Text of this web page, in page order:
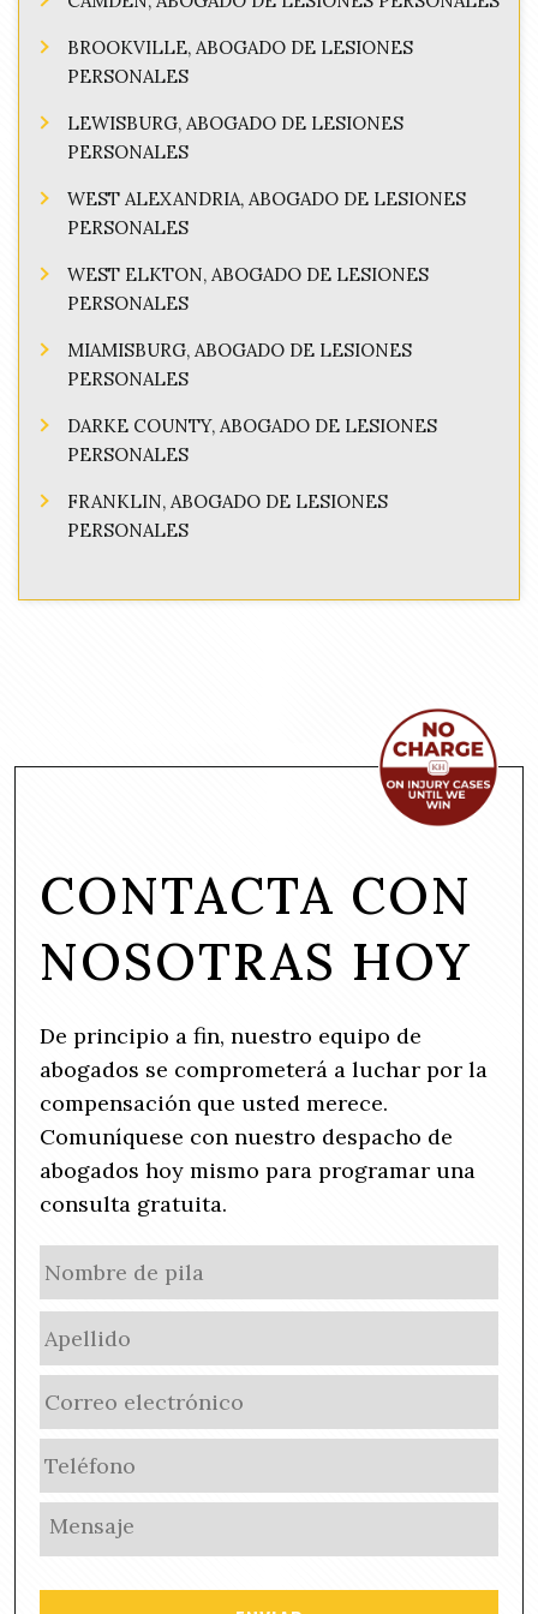
BROOKVILLE, ABOGADO DE LESIONES
PERSONALES
LEWISBURG, ABOGADO DE LESIONES
PERSONALES
WEST ALEXANDRIA, ABOGADO DE LESIONES
PERSONALES
WEST ELKTON, ABOGADO DE LESIONES
PERSONALES
MIAMISBURG, ABOGADO DE LESIONES
PERSONALES
DARKE COUNTY, ABOGADO DE LESIONES
PERSONALES
FRANKLIN, ABOGADO DE LESIONES
PERSONALES
CONTACTA CON
NOSOTRAS HOY
De principio a fin, nuestro equipo de
abogados se comprometerá a luchar por la
compensación que usted merece.
Comuníquese con nuestro despacho de
abogados hoy mismo para programar una
consulta gratuita.
a
m
e
(
R
e
u
i
r
e
d
de
E
m
a
i
l
(
R
P
h
o
n
e
(
U
i